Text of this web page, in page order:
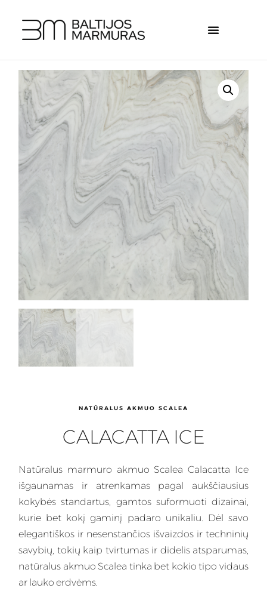
NATŪRALUS AKMUO SCALEA
CALACATTA ICE
Natūralus marmuro akmuo Scalea Calacatta Ice
išgaunamas ir atrenkamas pagal aukščiausius
kokybės standartus, gamtos suformuoti dizainai,
kurie bet kokį gaminį padaro unikaliu. Dėl savo
elegantiškos ir nesenstančios išvaizdos ir techninių
savybių, tokių kaip tvirtumas ir didelis atsparumas,
natūralus akmuo Scalea tinka bet kokio tipo vidaus
ar lauko erdvėms.